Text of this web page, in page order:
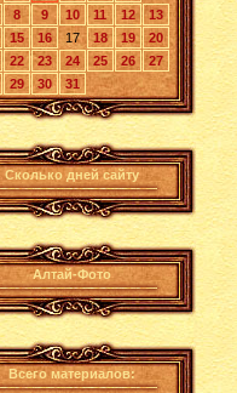
8 9 10 11 12
13
15 16 17 18 19
20
22 23 24 25 26
27
29 30 31
Сколько дней сайту
Алтай-Фото
Всего материалов: